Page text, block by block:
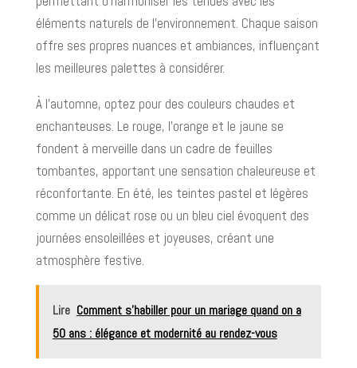
éléments naturels de l'environnement. Chaque saison
offre ses propres nuances et ambiances, influençant
les meilleures palettes à considérer.
À l’automne, optez pour des couleurs chaudes et
enchanteuses. Le rouge, l’orange et le jaune se
fondent à merveille dans un cadre de feuilles
tombantes, apportant une sensation chaleureuse et
réconfortante. En été, les teintes pastel et légères
comme un délicat rose ou un bleu ciel évoquent des
journées ensoleillées et joyeuses, créant une
atmosphère festive.
Lire Comment s’habiller pour un mariage quand on a
50 ans : élégance et modernité au rendez-vous